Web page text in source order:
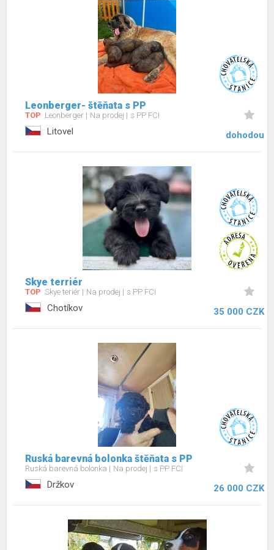
Leonberger- štěňata s PP
TOP Leonberger Na prodej s PP FCI
Litovel dohodou
Skye terriér
TOP Skye teriér Na prodej s PP FCI
Chotíkov 35 000 CZK
Ruská barevná bolonka štěňata s PP
Ruská barevná bolonka Na prodej s PP FCI
Držkov 26 000 CZK